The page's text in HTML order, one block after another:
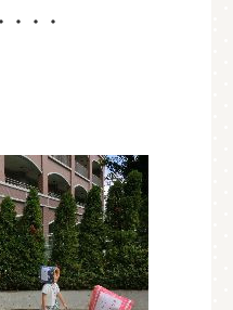
・・